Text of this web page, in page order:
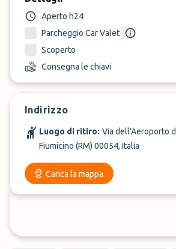
Aperto h24
Parcheggio Car Valet
Scoperto
Consegna le chiavi
Indirizzo
Luogo di ritiro: Via dell'Aeroporto
Fiumicino (RM) 00054, Italia
Carica la mappa